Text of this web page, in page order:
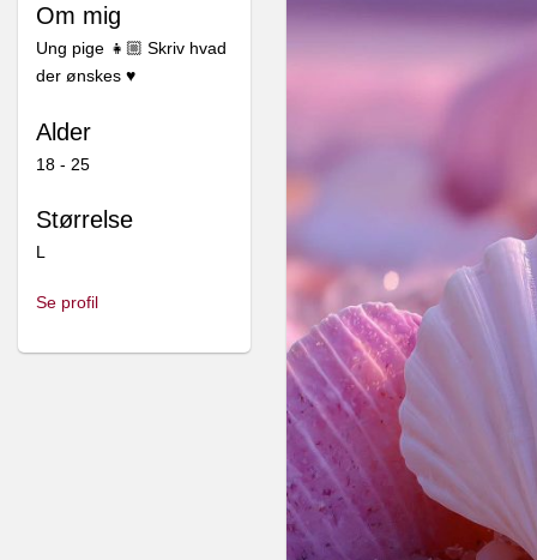
Om mig
Ung pige 👧🏼 Skriv hvad
der ønskes ♥️
Alder
18 - 25
Størrelse
L
Se profil
Pro sælger
175,00kr.